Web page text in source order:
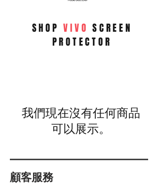
SHOPVIVO SCREEN
PROTECTOR
我們現在沒有任何商品
可以展示。
顧客服務